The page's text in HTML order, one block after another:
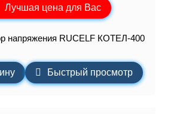
Лучшая цена для Вас
напряжения RUCELF КОТЕЛ-400
Быстрый просмотр